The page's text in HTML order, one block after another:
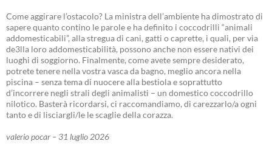
Come aggirare l’ostacolo? La ministra dell’ambiente ha dimostrato di
sapere quanto contino le parole e ha definito i coccodrilli “animali
addomesticabili”, alla stregua di cani, gatti o caprette, i quali, per via
de3lla loro addomesticabilità, possono anche non essere nativi dei
luoghi di soggiorno. Finalmente, come avete sempre desiderato,
potrete tenere nella vostra vasca da bagno, meglio ancora nella
piscina – senza tema di nuocere alla bestiola e soprattutto
d’incorrere negli strali degli animalisti – un domestico coccodrillo
nilotico. Basterà ricordarsi, ci raccomandiamo, di carezzarlo/a ogni
tanto e di lisciargli/le le scaglie della corazza.
valerio pocar – 31 luglio 2026